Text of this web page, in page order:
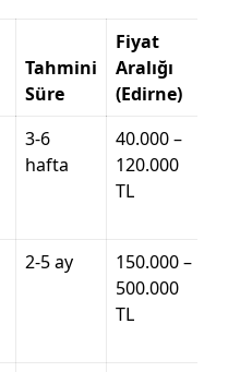
Tahmini
Süre
Fiyat
Aralığı
(Edirne)
3-6
hafta
40.000 –
120.000
TL
2-5 ay
150.000 –
500.000
TL